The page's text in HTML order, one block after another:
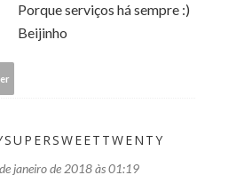
Porque serviços há sempre :)
Beijinho
janeiro de 2018 às 01:19